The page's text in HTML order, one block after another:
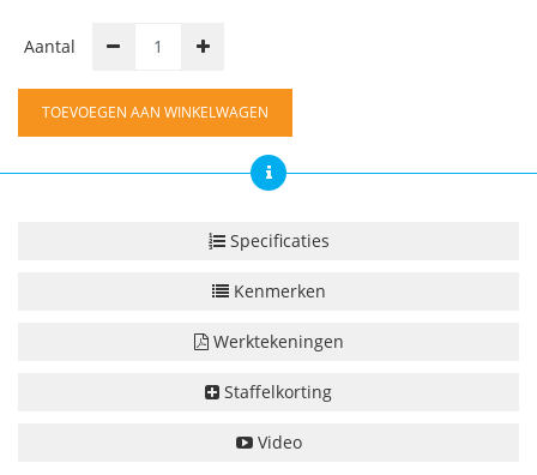
Aantal
TOEVOEGEN AAN WINKELWAGEN
Specificaties
Kenmerken
Werktekeningen
Staffelkorting
Video